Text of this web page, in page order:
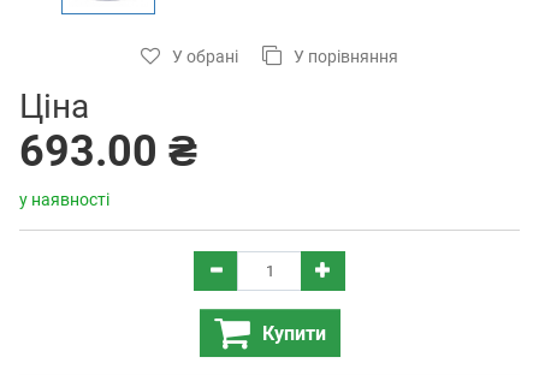
У обрані У порівняння
Ціна
693.00 ₴
у наявності
Купити